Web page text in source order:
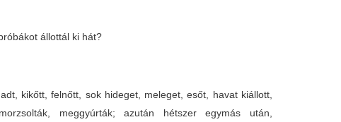
állottál ki hát?
kikőtt, felnőtt, sok hideget, meleget, esőt, havat kiállott,
meggyúrták; azután hétszer egymás után,